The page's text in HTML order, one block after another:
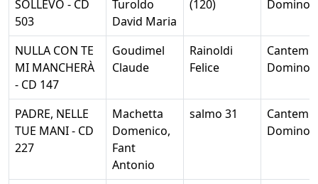
SOLLEVO - CD
503
Turoldo
David Maria
(120) Domino
NULLA CON TE
MI MANCHERÀ
- CD 147
Goudimel
Claude
Rainoldi
Felice
Domino
PADRE, NELLE
TUE MANI - CD
227
Machetta
Domenico,
Fant
Antonio
salmo 31
Domino